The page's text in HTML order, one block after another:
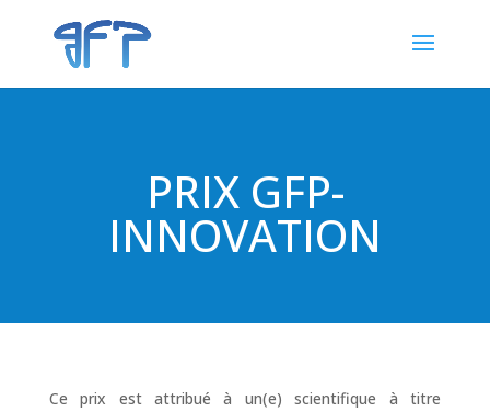
PRIX GFP-
INNOVATION
Ce prix est attribué à un(e) scientifique à titre